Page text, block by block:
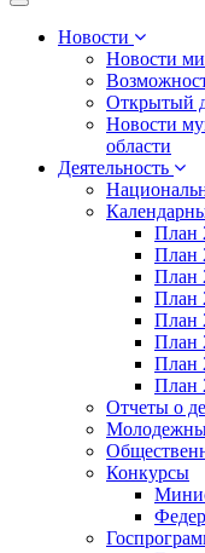
Toggle
navigationНовости
Новости
Открытый
Новости
области
Деятельность
План
План
План
План
План
План
План
План
Отчеты о
Конкурсы